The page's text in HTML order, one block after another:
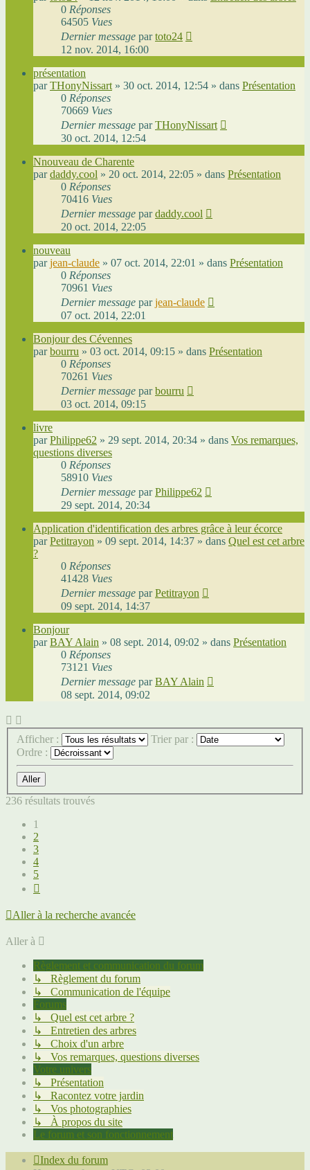
0 Réponses
64505 Vues
Dernier message partoto24
12 nov. 2014, 16:00
présentation
parTHonyNissart» 30 oct. 2014, 12:54 » dans Présentation
0 Réponses
70669 Vues
Dernier message parTHonyNissart
30 oct. 2014, 12:54
Nnouveau de Charente
pardaddy.cool » 20 oct. 2014, 22:05 » dans Présentation
0 Réponses
70416 Vues
Dernier message pardaddy.cool
20 oct. 2014, 22:05
nouveau
parjean-claude » 07 oct. 2014, 22:01 » dans Présentation
0 Réponses
70961 Vues
Dernier message parjean-claude
07 oct. 2014, 22:01
Bonjour des Cévennes
parbourru » 03 oct. 2014, 09:15 » dans Présentation
0 Réponses
70261 Vues
Dernier message parbourru
03 oct. 2014, 09:15
livre
parPhilippe62 » 29 sept. 2014, 20:34 » dans Vos remarques,
questions diverses
0 Réponses
58910 Vues
Dernier message parPhilippe62
29 sept. 2014, 20:34
Application d'identification des arbres grâce à leur écorce
parPetitrayon » 09 sept. 2014, 14:37 » dans Quel est cet arbre
?
0 Réponses
41428 Vues
Dernier message parPetitrayon
09 sept. 2014, 14:37
Bonjour
parBAY Alain » 08 sept. 2014, 09:02 » dans Présentation
0 Réponses
73121 Vues
Dernier message parBAY Alain
08 sept. 2014, 09:02
Afficher :
Trier par :
Ordre :
236 résultats trouvés
1
2
3
4
5
Aller à la recherche avancée
Aller à
Règlement et communication du forum
↳ Règlement du forum
↳ Communication de l'équipe
Forums
↳ Quel est cet arbre ?
↳ Entretien des arbres
↳ Choix d'un arbre
↳ Vos remarques, questions diverses
Votre univers
↳ Présentation
↳ Racontez votre jardin
↳ Vos photographies
↳ À propos du site
Le forum et son fonctionnement
Index du forum